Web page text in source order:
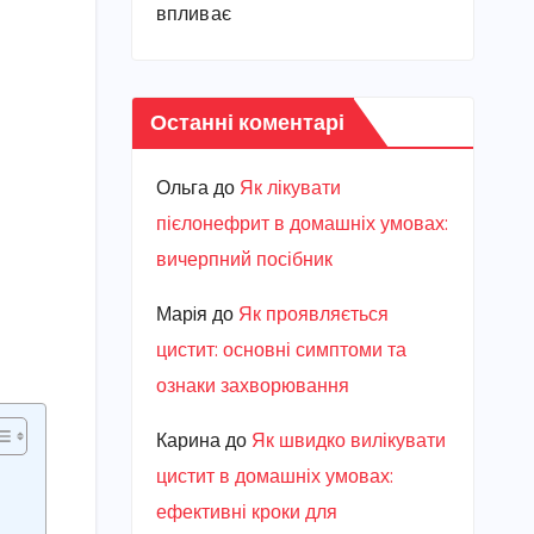
впливає
Останні коментарі
Ольгадо Як лікувати
пієлонефрит в домашніх умовах:
вичерпний посібник
Марiя до Як проявляється
цистит: основні симптоми та
ознаки захворювання
Каринадо Як швидко вилікувати
цистит в домашніх умовах:
ефективні кроки для